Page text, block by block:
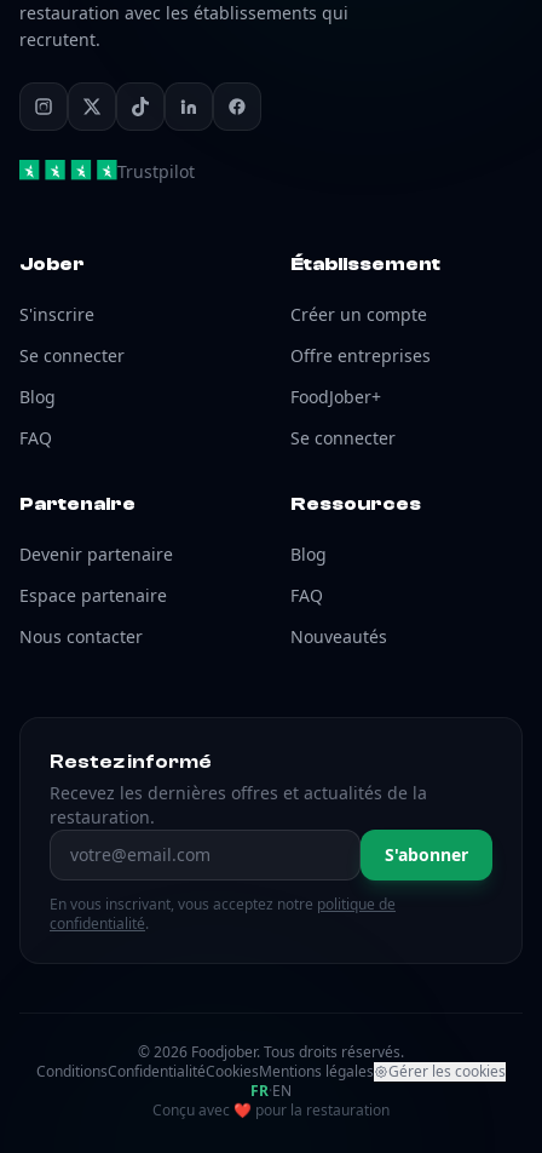
restauration avec les établissements qui
recrutent.
Trustpilot
Jober
S'inscrire
Se connecter
Blog
FAQ
Établissement
Créer un compte
Offre entreprises
FoodJober+
Se connecter
Partenaire
Devenir partenaire
Espace partenaire
Nous contacter
Ressources
Blog
FAQ
Nouveautés
Restez informé
Recevez les dernières offres et actualités de la
restauration.
Adresse email S'abonner
En vous inscrivant, vous acceptez notre politique de
confidentialité.
© 2026 Foodjober. Tous droits réservés.
ConditionsConfidentialitéCookiesMentions légales
Gérer les cookies
FR·EN
Conçu avec ❤ amour
pour la restauration